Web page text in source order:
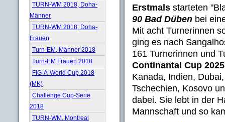
TURN-WM 2018, Doha-
Männer
TURN-WM 2018, Doha-
Frauen
Turn-EM, Männer 2018
Turn-EM Frauen 2018
FIG-A-World Cup 2018
(MK)
Challenge Cup-Serie
2018
TURN-WM, Montreal
Erstmals starteten
90 Bad Düben bei
Mit acht Turnerinnen
ging es nach
161 Turnerinnen und
Continantal Cup
Kanada, Indien,
Tschechien, Kosovo
dabei. Sie lebt in der
Mannschaft und so